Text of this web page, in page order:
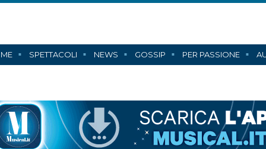
SPETTACOLI NEWS GOSSIP PER PASSIONE